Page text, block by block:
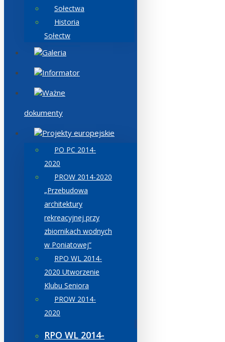
Sołectwa
Historia
Sołectw
Galeria
Informator
Ważne
dokumenty
Projekty europejskie
PO PC 2014-
2020
PROW 2014-2020
„Przebudowa
architektury
rekreacyjnej przy
zbiornikach wodnych
w Poniatowej”
RPO WL 2014-
2020 Utworzenie
Klubu Seniora
PROW 2014-
2020
RPO WL 2014-